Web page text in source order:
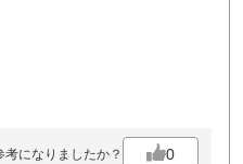
考になりましたか？ 0